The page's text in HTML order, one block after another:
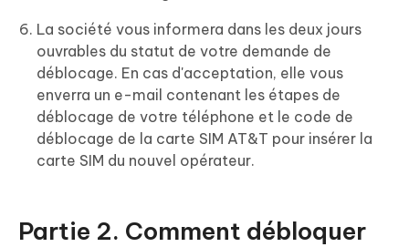
La société vous informera dans les deux jours
ouvrables du statut de votre demande de
déblocage. En cas d'acceptation, elle vous
enverra un e-mail contenant les étapes de
déblocage de votre téléphone et le code de
déblocage de la carte SIM AT&T pour insérer la
carte SIM du nouvel opérateur.
Partie 2. Comment débloquer